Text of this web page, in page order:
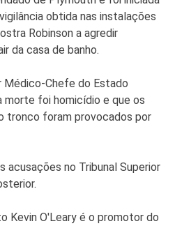
obtida nas instalações
Robinson a agredir
da casa de banho.
Médico-Chefe do Estado
morte foi homicídio e que os
tronco foram provocados por
acusações no Tribunal Superior
Kevin O'Leary é o promotor do